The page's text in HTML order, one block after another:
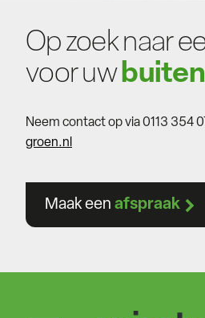
Op zoek naar
voor uw
Neem contact op via 0113 354
groen.nl
Maak een afspraak